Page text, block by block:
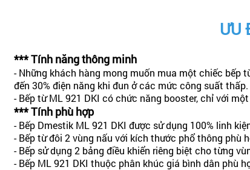
ƯU
*** Tính năng thông minh
- Những khách hàng mong muốn mua một chiếc bếp
đến 30% điện năng khi đun ở các mức công suất thấp.
- Bếp từ ML 921 DKI có chức năng booster, chỉ với
*** Tính phù hợp
- Bếp Dmestik ML 921 DKI được sử dụng 100% linh
- Bếp từ đôi 2 vùng nấu với kích thước phổ thông phù
- Bếp sử dụng 2 bảng điều khiển riêng biệt cho từng
- Bếp ML 921 DKI thuộc phân khúc giá bình dân phù